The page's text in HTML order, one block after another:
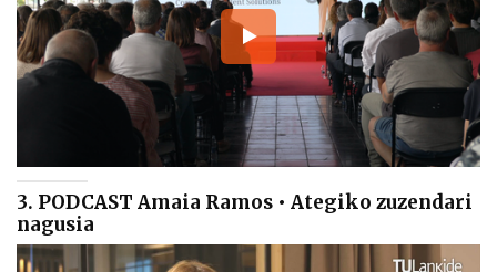
3. PODCAST Amaia Ramos • Ategiko zuzendari
nagusia